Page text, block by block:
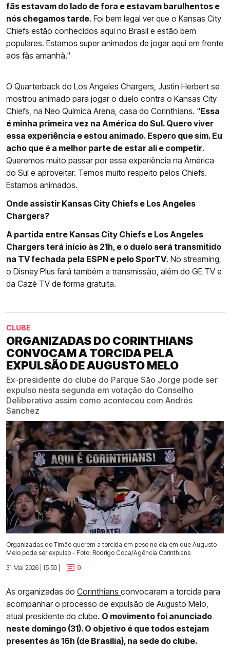
fãs estavam do lado de fora e estavam barulhentos e
nós chegamos tarde. Foi bem legal ver que o Kansas City
Chiefs estão conhecidos aqui no Brasil e estão bem
populares. Estamos super animados de jogar aqui em frente
aos fãs amanhã."
O Quarterback do Los Angeles Chargers, Justin Herbert se
mostrou animado para jogar o duelo contra o Kansas City
Chiefs, na Neo Química Arena, casa do Corinthians. "Essa
é minha primeira vez na América do Sul. Quero viver
essa experiência e estou animado. Espero que sim. Eu
acho que é a melhor parte de estar ali e competir.
Queremos muito passar por essa experiência na América
do Sul e aproveitar. Temos muito respeito pelos Chiefs.
Estamos animados.
Onde assistir Kansas City Chiefs e Los Angeles
Chargers?
A partida entre Kansas City Chiefs e Los Angeles
Chargers terá início às 21h, e o duelo será transmitido
na TV fechada pela ESPN e pelo SporTV. No streaming,
o Disney Plus fará também a transmissão, além do GE TV e
da Cazé TV de forma gratuita.
CLUBE
ORGANIZADAS DO CORINTHIANS
CONVOCAM A TORCIDA PELA
EXPULSÃO DE AUGUSTO MELO
Ex-presidente do clube do Parque São Jorge pode ser
expulso nesta segunda em votação do Conselho
Deliberativo assim como aconteceu com Andrés
Sanchez
Organizadas do Timão querem a torcida em peso no dia em que Augusto
Melo pode ser expulso - Foto: Rodrigo Coca/Agência Corinthians
31 Mai 2026 | 15:50 |
0
As organizadas do Corinthians convocaram a torcida para
acompanhar o processo de expulsão de Augusto Melo,
atual presidente do clube. O movimento foi anunciado
neste domingo (31). O objetivo é que todos estejam
presentes às 16h (de Brasília), na sede do clube.